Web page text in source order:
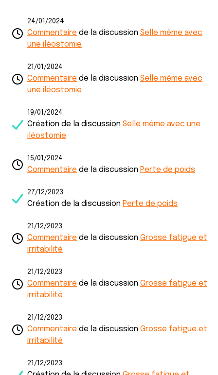
24/01/2024
Commentaire de la discussion Selle même avec
une iléostomie
21/01/2024
Commentaire de la discussion Selle même avec
une iléostomie
19/01/2024
Création de la discussion Selle même avec une
iléostomie
15/01/2024
Commentaire de la discussion Perte de poids
27/12/2023
Création de la discussion Perte de poids
21/12/2023
Commentaire de la discussion Grosse fatigue et
irritabilité
21/12/2023
Commentaire de la discussion Grosse fatigue et
irritabilité
21/12/2023
Commentaire de la discussion Grosse fatigue et
irritabilité
21/12/2023